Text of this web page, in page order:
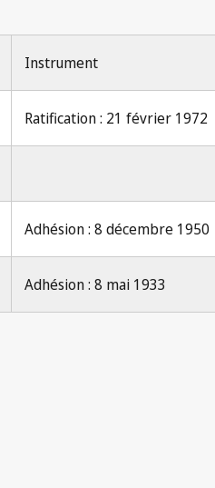
Instrument
Ratification : 21 février 1972
Adhésion : 8 décembre 1950
Adhésion : 8 mai 1933